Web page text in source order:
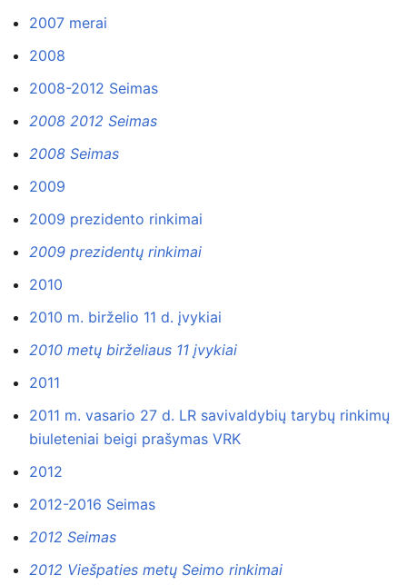
2007 merai
2008
2008-2012 Seimas
2008 2012 Seimas
2008 Seimas
2009
2009 prezidento rinkimai
2009 prezidentų rinkimai
2010
2010 m. birželio 11 d. įvykiai
2010 metų birželiaus 11 įvykiai
2011
2011 m. vasario 27 d. LR savivaldybių tarybų rinkimų
biuleteniai beigi prašymas VRK
2012
2012-2016 Seimas
2012 Seimas
2012 Viešpaties metų Seimo rinkimai